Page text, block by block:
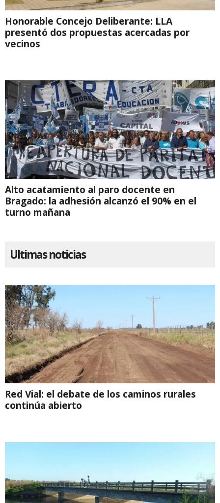
Honorable Concejo Deliberante: LLA
presentó dos propuestas acercadas por
vecinos
Alto acatamiento al paro docente en
Bragado: la adhesión alcanzó el 90% en el
turno mañana
Ultimas noticias
Red Vial: el debate de los caminos rurales
continúa abierto